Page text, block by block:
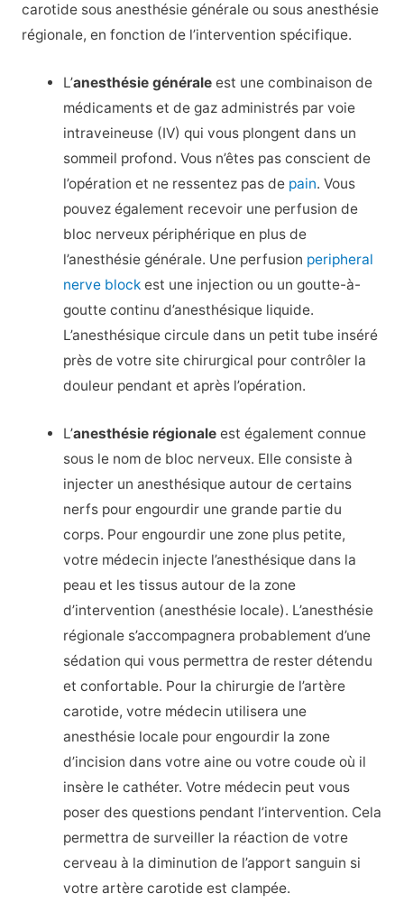
carotide sous anesthésie générale ou sous anesthésie
régionale, en fonction de l’intervention spécifique.
L’anesthésie générale est une combinaison de
médicaments et de gaz administrés par voie
intraveineuse (IV) qui vous plongent dans un
sommeil profond. Vous n’êtes pas conscient de
l’opération et ne ressentez pas de pain. Vous
pouvez également recevoir une perfusion de
bloc nerveux périphérique en plus de
l’anesthésie générale. Une perfusion peripheral
nerve block est une injection ou un goutte-à-
goutte continu d’anesthésique liquide.
L’anesthésique circule dans un petit tube inséré
près de votre site chirurgical pour contrôler la
douleur pendant et après l’opération.
L’anesthésie régionale est également connue
sous le nom de bloc nerveux. Elle consiste à
injecter un anesthésique autour de certains
nerfs pour engourdir une grande partie du
corps. Pour engourdir une zone plus petite,
votre médecin injecte l’anesthésique dans la
peau et les tissus autour de la zone
d’intervention (anesthésie locale). L’anesthésie
régionale s’accompagnera probablement d’une
sédation qui vous permettra de rester détendu
et confortable. Pour la chirurgie de l’artère
carotide, votre médecin utilisera une
anesthésie locale pour engourdir la zone
d’incision dans votre aine ou votre coude où il
insère le cathéter. Votre médecin peut vous
poser des questions pendant l’intervention. Cela
permettra de surveiller la réaction de votre
cerveau à la diminution de l’apport sanguin si
votre artère carotide est clampée.